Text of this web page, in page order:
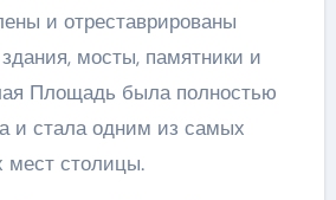
и отреставрированы
мосты, памятники и
Площадь была полностью
и стала одним из самых
мест столицы.